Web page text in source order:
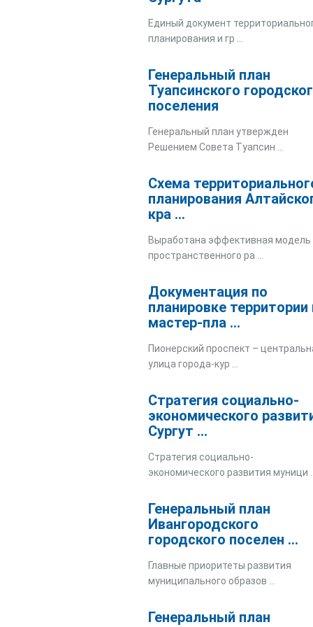
Единый документ
планирования и гр ...
Генеральный план
Туапсинского
поселения
Генеральный план утвержден
Решением Совета Туапсин ...
Схема
планирования
кра ...
Выработана эффективная модель
пространственного ра ...
Документация по
планировке территории
мастер-пла ...
Пионерский проспект –
улица города-кур ...
Стратегия социально-
экономического
Сургут ...
Стратегия социально-
экономического развития муници ...
Генеральный план
Ивангородского
городского поселен ...
Главные приоритеты развития
муниципального образов ...
Генеральный план